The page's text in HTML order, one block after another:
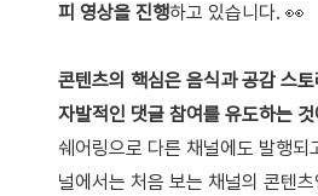
피 영상을 진행하고 있습니다. 👀
콘텐츠의 핵심은 음식과 공감 스
자발적인 댓글 참여를 유도하는
쉐어링으로 다른 채널에도 발행되
널에서는 처음 보는 채널의 콘텐